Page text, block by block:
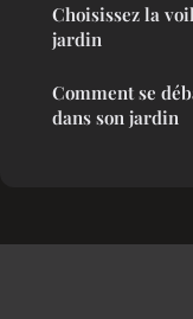
Choisissez la
jardin
Comment se
dans son jardin